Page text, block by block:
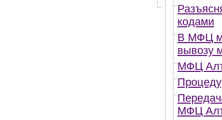
кодами
В МФЦ
вывозу
МФЦ
МФЦ